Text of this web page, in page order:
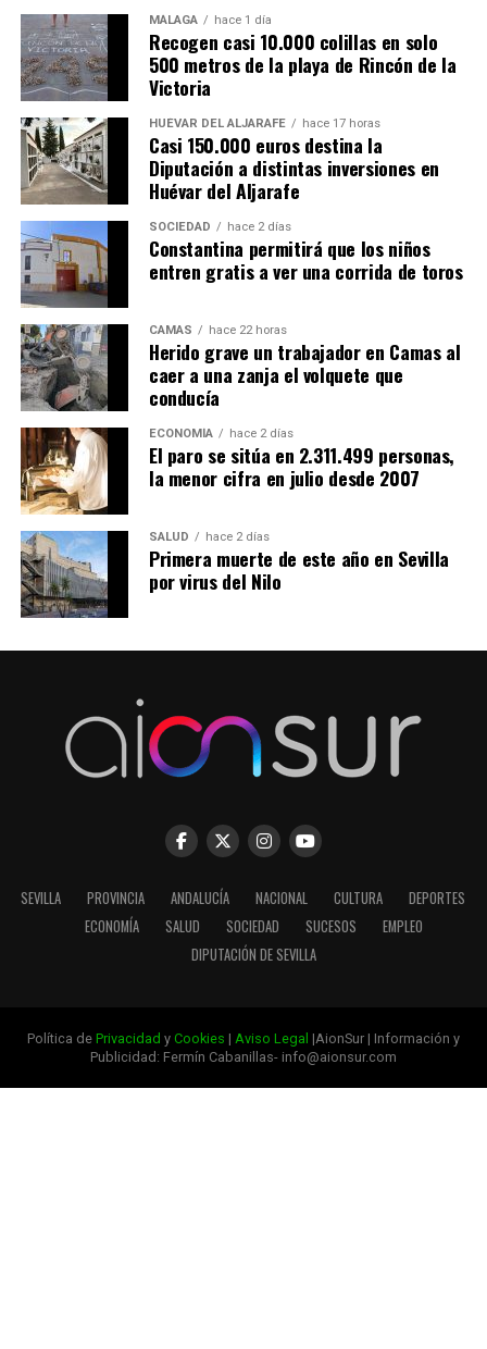
MÁLAGA hace 1 día
Recogen casi 10.000 colillas en solo
500 metros de la playa de Rincón de la
Victoria
HUÉVAR DEL ALJARAFE hace 17 horas
Casi 150.000 euros destina la
Diputación a distintas inversiones en
Huévar del Aljarafe
SOCIEDAD hace 2 días
Constantina permitirá que los niños
entren gratis a ver una corrida de toros
CAMAS hace 22 horas
Herido grave un trabajador en Camas al
caer a una zanja el volquete que
conducía
ECONOMÍA hace 2 días
El paro se sitúa en 2.311.499 personas,
la menor cifra en julio desde 2007
SALUD hace 2 días
Primera muerte de este año en Sevilla
por virus del Nilo
SEVILLA PROVINCIA ANDALUCÍA NACIONAL CULTURA
DEPORTES
ECONOMÍA
SALUD SOCIEDAD SUCESOS
EMPLEO
DIPUTACIÓN DE SEVILLA
Política de Privacidad y Cookies | Aviso Legal |AionSur | Información y
Publicidad: Fermín Cabanillas- info@aionsur.com